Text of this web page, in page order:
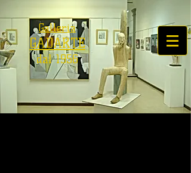
Galleria
GADARTE
dal 1956